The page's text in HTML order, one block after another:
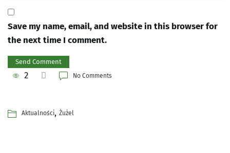
Save my name, email, and website in this browser for
the next time I comment.
2 No Comments
Aktualności, Żużel